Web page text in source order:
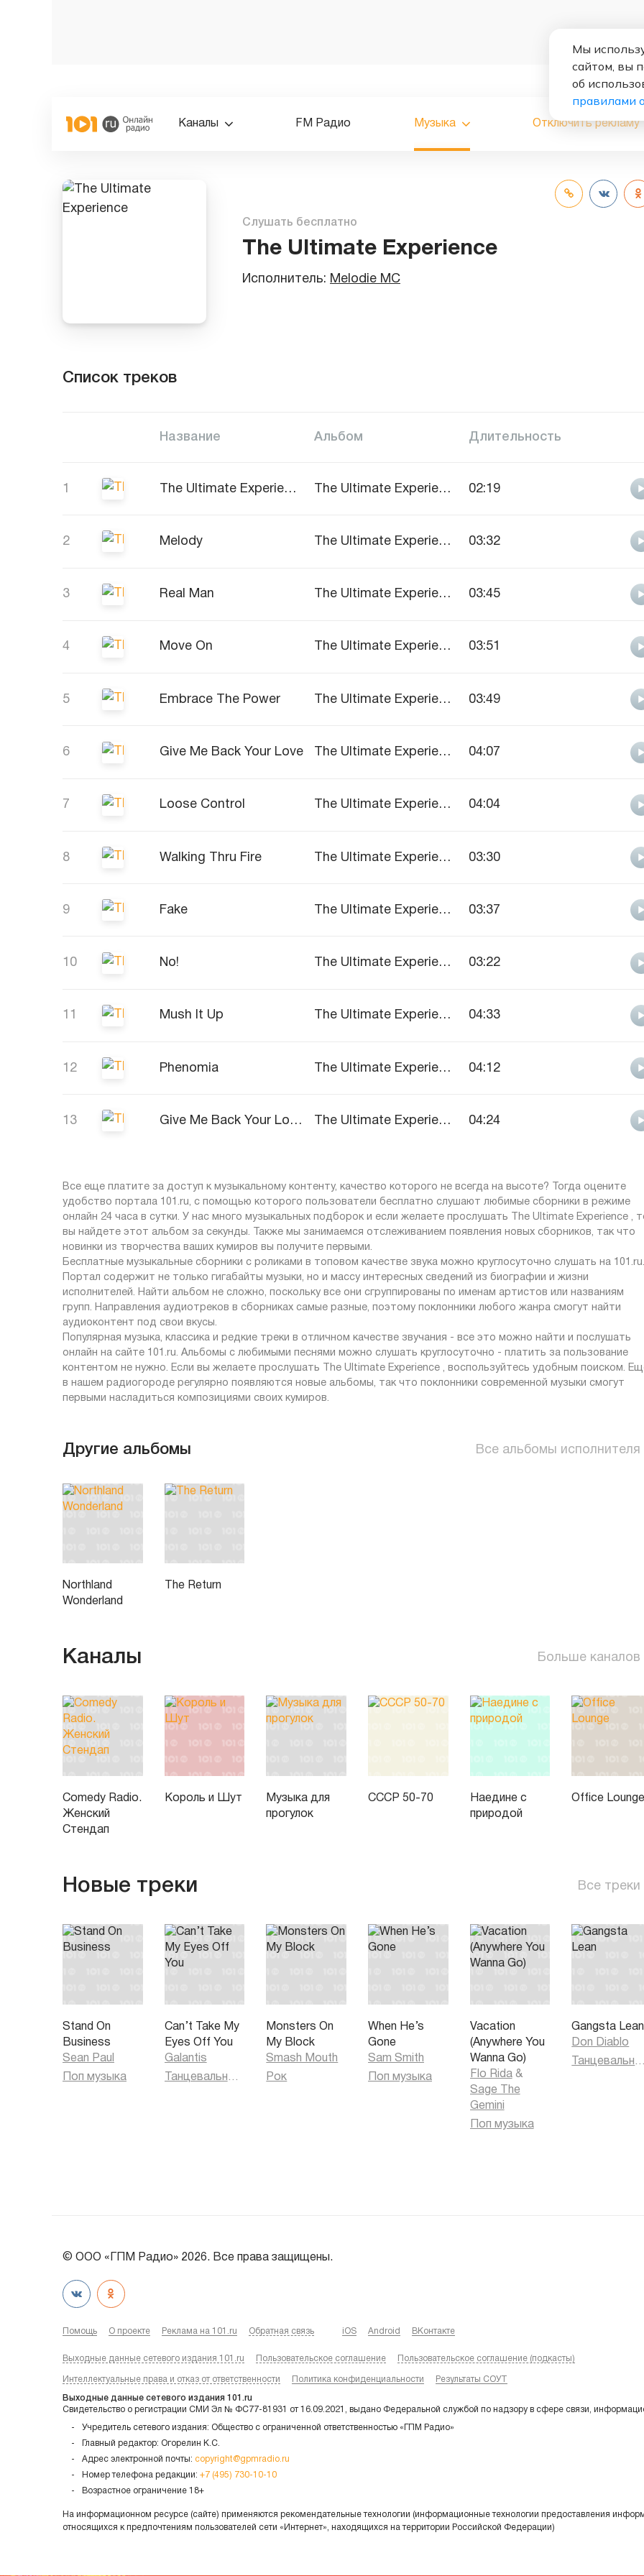
Каналы FM Радио Музыка Отключить рекламу
Слушать бесплатно
The Ultimate Experience
Исполнитель: Melodie MC
Список треков
Название Альбом Длительность
1 The Ultimate Experience The Ultimate Experience 02:19
2 Melody The Ultimate Experience 03:32
3 Real Man The Ultimate Experience 03:45
4 Move On The Ultimate Experience 03:51
5 Embrace The Power The Ultimate Experience 03:49
6 Give Me Back Your Love The Ultimate Experience 04:07
7 Loose Control The Ultimate Experience 04:04
8 Walking Thru Fire The Ultimate Experience 03:30
9 Fake The Ultimate Experience 03:37
10 No! The Ultimate Experience 03:22
11 Mush It Up The Ultimate Experience 04:33
12 Phenomia The Ultimate Experience 04:12
13 Give Me Back Your Love (808 Remix) The Ultimate Experience 04:24
Все еще платите за доступ к музыкальному контенту, качество которого не всегда на высоте? Тогда оцените
удобство портала 101.ru, с помощью которого пользователи бесплатно слушают любимые сборники в режиме
онлайн 24 часа в сутки. У нас много музыкальных подборок и если желаете прослушать The Ultimate Experience ,
вы найдете этот альбом за секунды. Также мы занимаемся отслеживанием появления новых сборников, так что
новинки из творчества ваших кумиров вы получите первыми.
Бесплатные музыкальные сборники с роликами в топовом качестве звука можно круглосуточно слушать на 101.ru.
Портал содержит не только гигабайты музыки, но и массу интересных сведений из биографии и жизни
исполнителей. Найти альбом не сложно, поскольку все они сгруппированы по именам артистов или названиям
групп. Направления аудиотреков в сборниках самые разные, поэтому поклонники любого жанра смогут найти
аудиоконтент под свои вкусы.
Популярная музыка, классика и редкие треки в отличном качестве звучания - все это можно найти и послушать
онлайн на сайте 101.ru. Альбомы с любимыми песнями можно слушать круглосуточно - платить за пользование
контентом не нужно. Если вы желаете прослушать The Ultimate Experience , воспользуйтесь удобным поиском.
в нашем радиогороде регулярно появляются новые альбомы, так что поклонники современной музыки смогут
первыми насладиться композициями своих кумиров.
Другие альбомы Все альбомы исполнителя
Northland
Wonderland
The Return
Каналы Больше каналов
Comedy Radio.
Женский
Стендап
Король и Шут
Музыка для
прогулок
СССР 50-70
Наедине с
природой
Office
Новые треки Все треки
Stand On
Business
Sean Paul
Поп музыка
Can’t Take My
Eyes Off You
Galantis
Танцевальная музыка
Monsters On
My Block
Smash Mouth
Рок
When He’s
Gone
Sam Smith
Поп музыка
Vacation
(Anywhere You
Wanna Go)
Flo Rida &
Sage The
Gemini
Поп музыка
Gangsta Lean
Don Diablo
Танцевальная
© ООО «ГПМ Радио» 2026. Все права защищены.
Помощь О проекте Реклама на 101.ru Обратная связь iOS Android ВКонтакте
Выходные данные сетевого издания 101.ru Пользовательское соглашение Пользовательское соглашение (подкасты)
Интеллектуальные права и отказ от ответственности Политика конфиденциальности Результаты СОУТ
Выходные данные сетевого издания 101.ru
Свидетельство о регистрации СМИ Эл № ФС77-81931 от 16.09.2021, выдано Федеральной службой по надзору в сфере связи,
Учредитель сетевого издания: Общество с ограниченной ответственностью «ГПМ Радио»
Главный редактор: Огорелин К.С.
Адрес электронной почты: copyright@gpmradio.ru
Номер телефона редакции: +7 (495) 730-10-10
Возрастное ограничение 18+
На информационном ресурсе (сайте) применяются рекомендательные технологии (информационные технологии предоставления
относящихся к предпочтениям пользователей сети «Интернет», находящихся на территории Российской Федерации)
Мы
сайтом, вы
об
правилами